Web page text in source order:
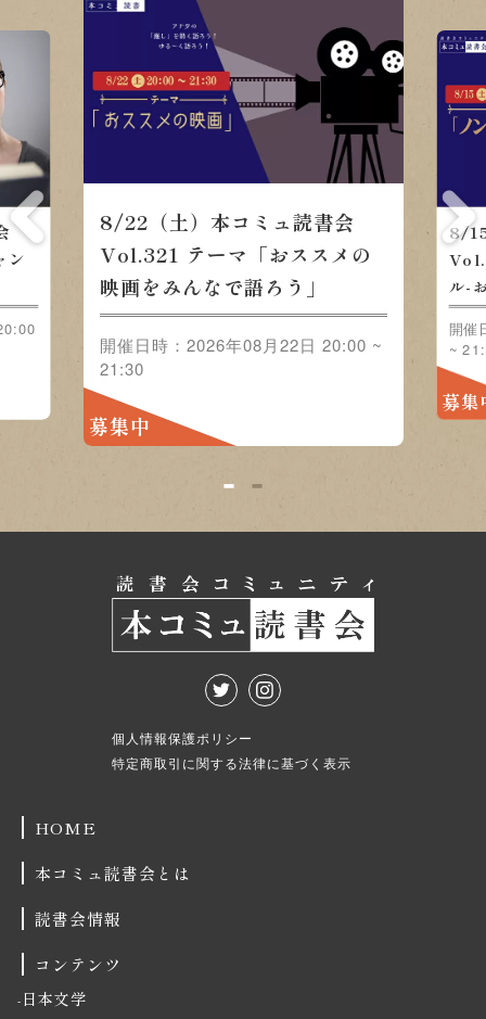
ン
8/22（土）本コミュ読書会
Vol.321 テーマ「おススメの
映画をみんなで語ろう」
開催日時：2026年08月22日 20:00 ~
21:30
募集中
8/
ル-
開催
~
募集
1 2
個人情報保護ポリシー
特定商取引に関する法律に基づく表示
HOME
本コミュ読書会とは
読書会情報
コンテンツ
日本文学